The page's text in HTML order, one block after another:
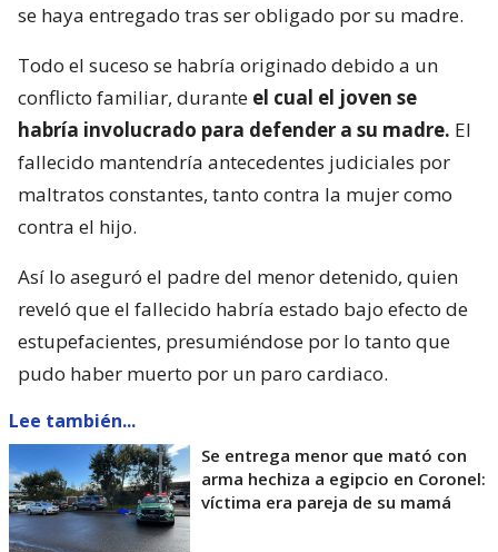
se haya entregado tras ser obligado por su madre.
Todo el suceso se habría originado debido a un
conflicto familiar, durante el cual el joven se
habría involucrado para defender a su madre. El
fallecido mantendría antecedentes judiciales por
maltratos constantes, tanto contra la mujer como
contra el hijo.
Así lo aseguró el padre del menor detenido, quien
reveló que el fallecido habría estado bajo efecto de
estupefacientes, presumiéndose por lo tanto que
pudo haber muerto por un paro cardiaco.
Lee también...
Se entrega menor que mató con
arma hechiza a egipcio en Coronel:
víctima era pareja de su mamá